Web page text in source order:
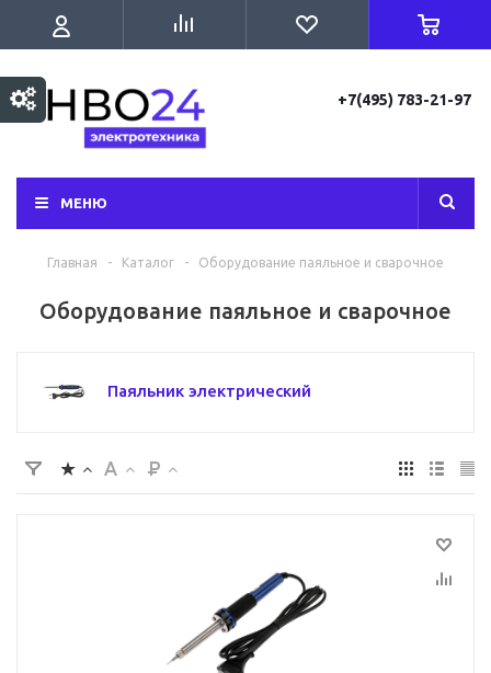
+7(495) 783-21-97
МЕНЮ
Главная - Каталог - Оборудование паяльное и сварочное
Оборудование паяльное и сварочное
Паяльник электрический